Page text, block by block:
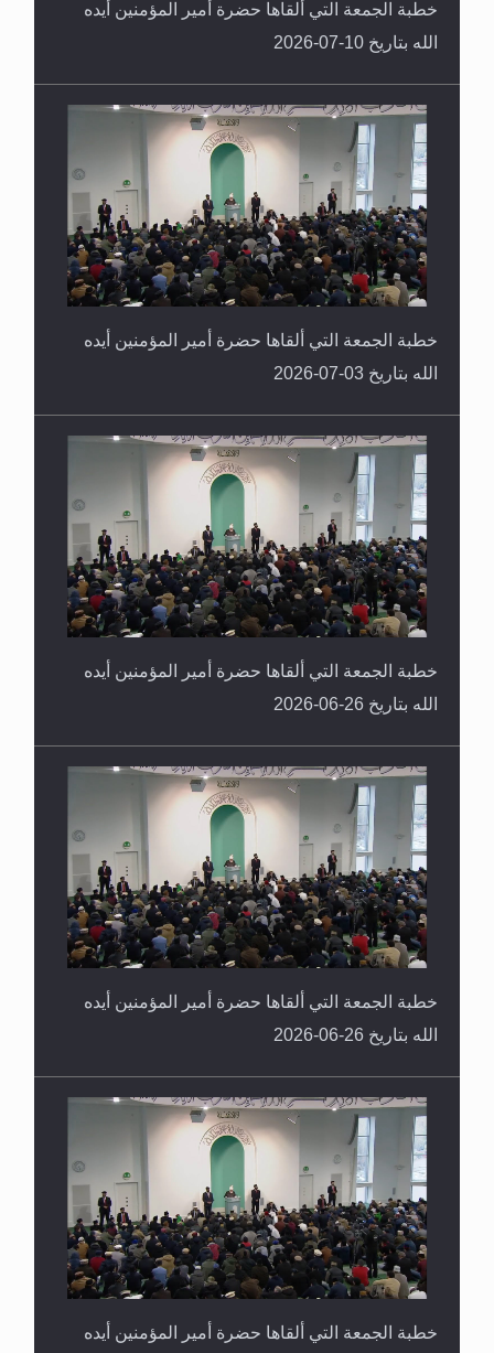
خطبة الجمعة التي ألقاها حضرة أمير المؤمنين أيده
الله بتاريخ 10-07-2026
خطبة الجمعة التي ألقاها حضرة أمير المؤمنين أيده
الله بتاريخ 03-07-2026
خطبة الجمعة التي ألقاها حضرة أمير المؤمنين أيده
الله بتاريخ 26-06-2026
خطبة الجمعة التي ألقاها حضرة أمير المؤمنين أيده
الله بتاريخ 26-06-2026
خطبة الجمعة التي ألقاها حضرة أمير المؤمنين أيده